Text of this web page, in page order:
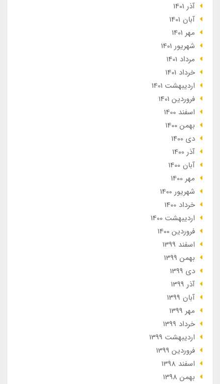
آذر 1401
آبان 1401
مهر 1401
شهریور 1401
مرداد 1401
خرداد 1401
ارديبهشت 1401
فروردین 1401
اسفند 1400
بهمن 1400
دی 1400
آذر 1400
آبان 1400
مهر 1400
شهریور 1400
خرداد 1400
ارديبهشت 1400
فروردین 1400
اسفند 1399
بهمن 1399
دی 1399
آذر 1399
آبان 1399
مهر 1399
خرداد 1399
ارديبهشت 1399
فروردین 1399
اسفند 1398
بهمن 1398